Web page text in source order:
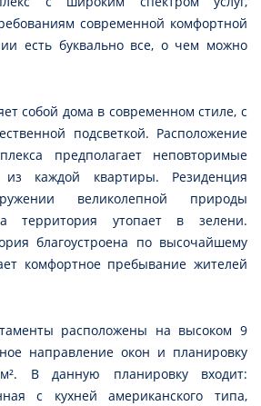
современной комфортной
есть буквально все, о чем можно
собой дома в современном стиле, с
подсветкой. Расположение
предполагает неповторимые
каждой квартиры. Резиденция
великолепной природы
а территория утопает в зелени.
благоустроена по высочайшему
комфортное пребывание жителей
расположены на высоком 9
направление окон и планировку
В данную планировку входит:
с кухней американского типа,